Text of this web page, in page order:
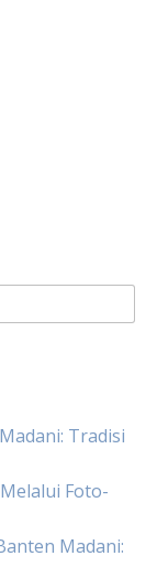
Tradisi
Foto-
Madani: